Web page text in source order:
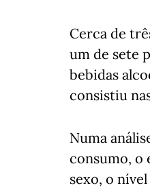
Cerca de
um de sete
bebidas
consistiu
Numa
consumo, o
sexo, o